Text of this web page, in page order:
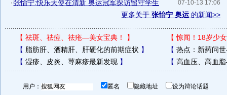
07-10-13 17:06
·张怡宁:快乐天使在清新 奥运冠军探访留守学生
更多关于 张怡宁 奥运 的新闻>>
【 祛斑、祛痘、祛疮—美女宝典！ 】 【惊闻！18岁少
【 脂肪肝、酒精肝、肝硬化的前期症状 】 【 热点：新药问
【 湿疹、皮炎、荨麻疹最新发现】 【 高血压、高血
用户： 匿名 隐藏地址 设为辩论话题